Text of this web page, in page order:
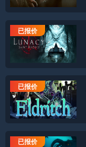
已报价
已报价
已报价